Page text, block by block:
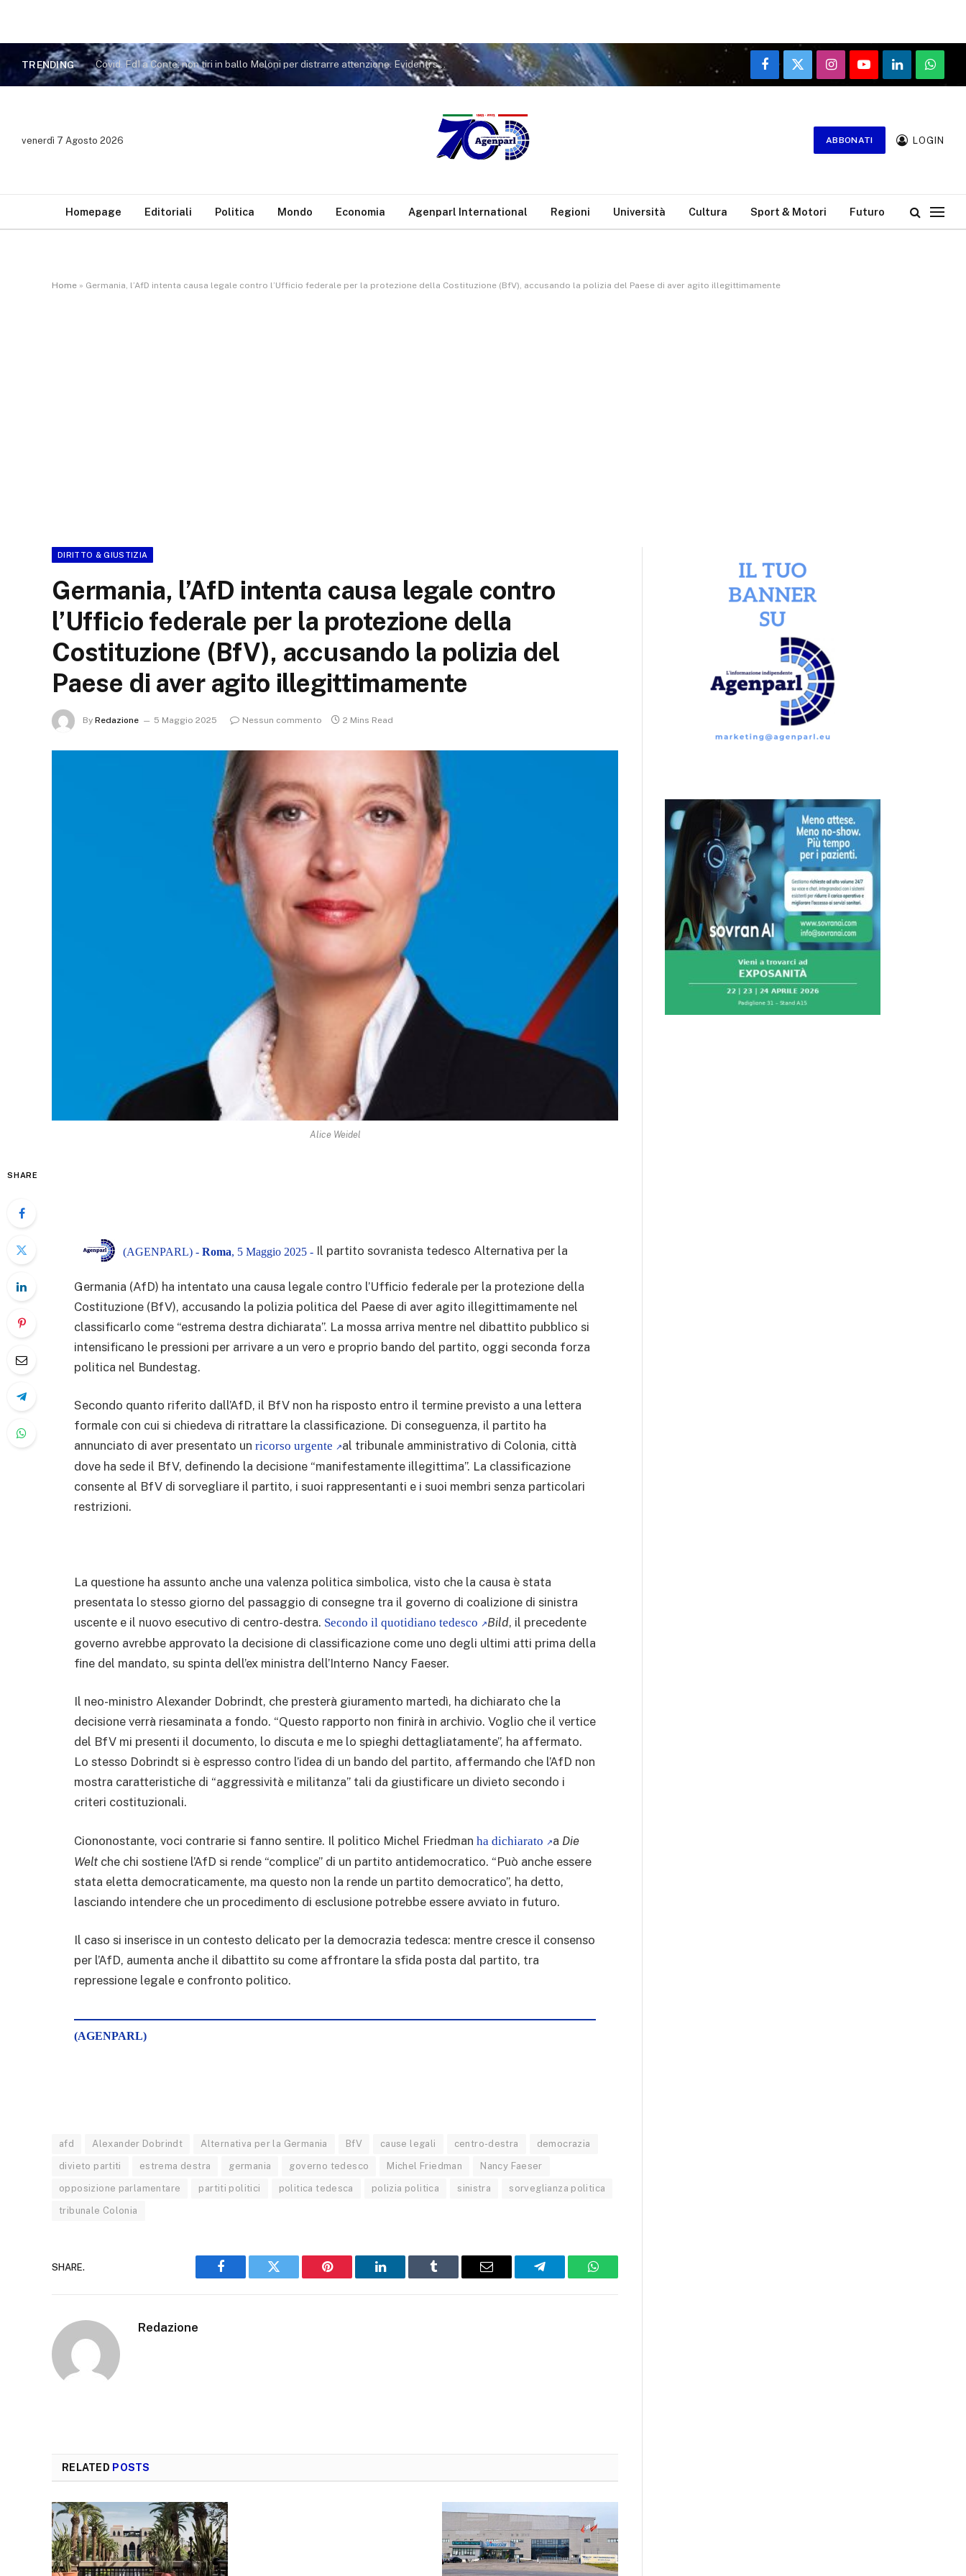
TRENDING Covid. FdI a Conte: non tiri in ballo Meloni per distrarre attenzione. Evidenti sue responsabilità nella gestione pandemia
Facebook
X
(Twitter)
InstagramYouTubeLinkedIn
venerdì 7 Agosto 2026 ABBONATI LOGIN
Homepage Editoriali Politica Mondo Economia Agenparl International Regioni Università Cultura Sport & Motori Futuro
Home » Germania, l’AfD intenta causa legale contro l’Ufficio federale per la protezione della Costituzione (BfV), accusando la polizia del Paese di aver agito illegittimamente
DIRITTO & GIUSTIZIA
Germania, l’AfD intenta causa legale contro
l’Ufficio federale per la protezione della
Costituzione (BfV), accusando la polizia del
Paese di aver agito illegittimamente
By Redazione 5 Maggio 2025 Nessun commento 2 Mins Read
Alice Weidel
SHARE
(AGENPARL) - Roma, 5 Maggio 2025 - Il partito sovranista tedesco Alternativa per la
Germania (AfD) ha intentato una causa legale contro l’Ufficio federale per la protezione della
Costituzione (BfV), accusando la polizia politica del Paese di aver agito illegittimamente nel
classificarlo come “estrema destra dichiarata”. La mossa arriva mentre nel dibattito pubblico si
intensificano le pressioni per arrivare a un vero e proprio bando del partito, oggi seconda forza
politica nel Bundestag.
Secondo quanto riferito dall’AfD, il BfV non ha risposto entro il termine previsto a una lettera
formale con cui si chiedeva di ritrattare la classificazione. Di conseguenza, il partito ha
annunciato di aver presentato un ricorso urgente
al tribunale amministrativo di Colonia, città
dove ha sede il BfV, definendo la decisione “manifestamente illegittima”. La classificazione
consente al BfV di sorvegliare il partito, i suoi rappresentanti e i suoi membri senza particolari
restrizioni.
La questione ha assunto anche una valenza politica simbolica, visto che la causa è stata
presentata lo stesso giorno del passaggio di consegne tra il governo di coalizione di sinistra
uscente e il nuovo esecutivo di centro-destra. Secondo il quotidiano tedesco Bild, il precedente
governo avrebbe approvato la decisione di classificazione come uno degli ultimi atti prima della
fine del mandato, su spinta dell’ex ministra dell’Interno Nancy Faeser.
Il neo-ministro Alexander Dobrindt, che presterà giuramento martedì, ha dichiarato che la
decisione verrà riesaminata a fondo. “Questo rapporto non finirà in archivio. Voglio che il vertice
del BfV mi presenti il documento, lo discuta e me lo spieghi dettagliatamente”, ha affermato.
Lo stesso Dobrindt si è espresso contro l’idea di un bando del partito, affermando che l’AfD non
mostra caratteristiche di “aggressività e militanza” tali da giustificare un divieto secondo i
criteri costituzionali.
Ciononostante, voci contrarie si fanno sentire. Il politico Michel Friedman ha dichiarato a Die
Welt che chi sostiene l’AfD si rende “complice” di un partito antidemocratico. “Può anche essere
stata eletta democraticamente, ma questo non la rende un partito democratico”, ha detto,
lasciando intendere che un procedimento di esclusione potrebbe essere avviato in futuro.
Il caso si inserisce in un contesto delicato per la democrazia tedesca: mentre cresce il consenso
per l’AfD, aumenta anche il dibattito su come affrontare la sfida posta dal partito, tra
repressione legale e confronto politico.
(AGENPARL)
afd Alexander Dobrindt Alternativa per la Germania BfV cause legali centro-destra democrazia
divieto partiti estrema destra germania governo tedesco Michel Friedman Nancy Faeser
opposizione parlamentare partiti politici politica tedesca polizia politica sinistra sorveglianza politica
tribunale Colonia
SHARE.
Facebook Twitter Pinterest LinkedIn Tumblr Email Telegram WhatsApp
Redazione
RELATED POSTS